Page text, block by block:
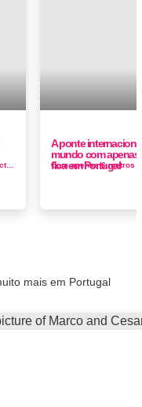
A Mina do Lousal ou Louzal no original e a respectiva aldeia mineira correspondem a um antigo couto mineiro explorado de...
A ponte
mundo com
fica em Portugal
mais em Portugal